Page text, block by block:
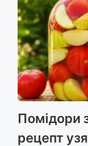
Помідори
рецепт